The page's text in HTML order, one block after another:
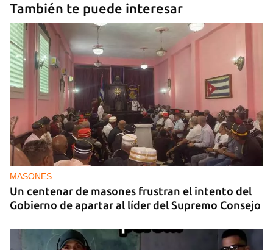
También te puede interesar
MASONES
Un centenar de masones frustran el intento del
Gobierno de apartar al líder del Supremo Consejo